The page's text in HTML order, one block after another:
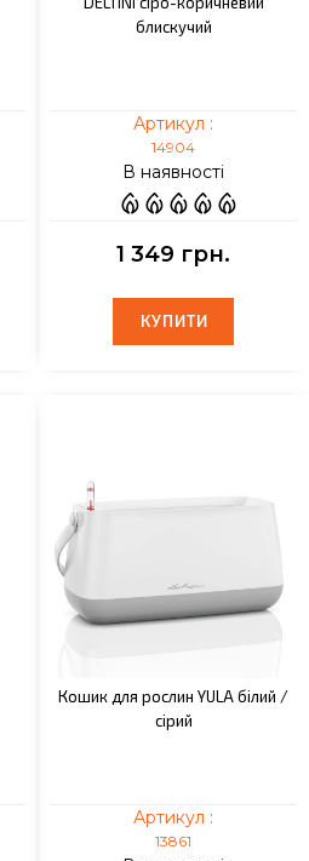
блискучий
Артикул :
14904
В наявності
1 349 грн.
КУПИТИ
КУПИТИ
Кошик для рослин YULA білий /
сірий
Артикул :
13861